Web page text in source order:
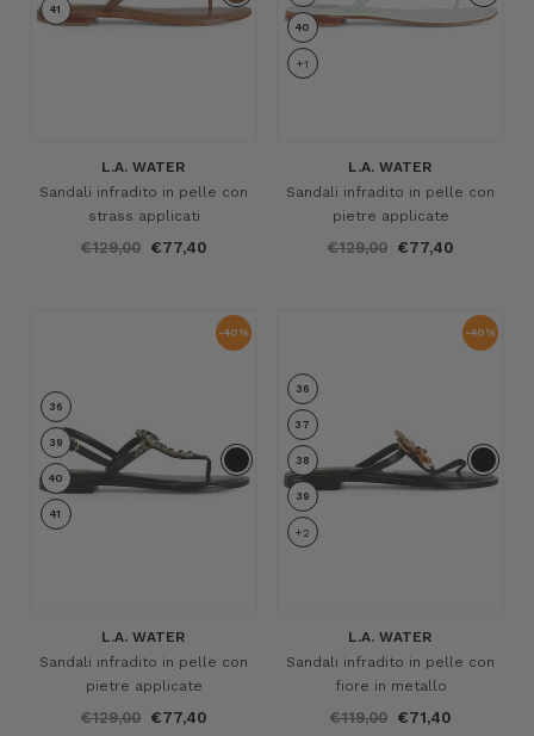
41
L.A. WATER
Sandali infradito in pelle con
strass applicati
€129,00 €77,40
40
+1
L.A. WATER
Sandali infradito in pelle con
pietre applicate
€129,00 €77,40
-40%
36
39
40
41
L.A. WATER
Sandali infradito in pelle con
pietre applicate
€129,00 €77,40
-40%
36
37
38
39
+2
L.A. WATER
Sandali infradito in pelle con
fiore in metallo
€119,00 €71,40